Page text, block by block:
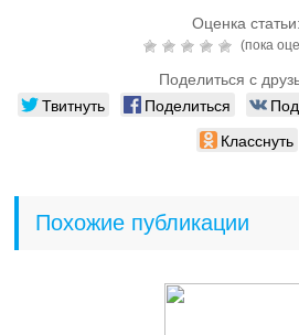
Оценка статьи:
(пока
Поделиться с
Твитнуть Поделиться
Класснуть
Похожие публикации